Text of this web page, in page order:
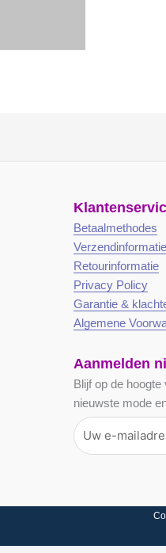
Betaalmethodes
Verzendinformatie
Retourinformatie
Privacy Policy
Garantie &
Algemene
Aanmelden
Blijf op de
nieuwste mode